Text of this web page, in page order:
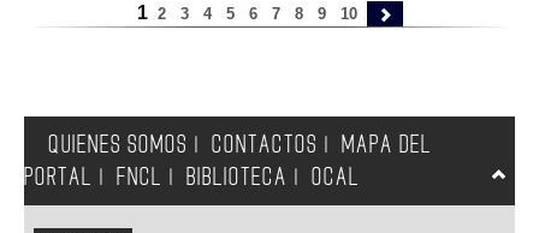
1 2 3 4 5 6 7 8 9 10
QUIENES SOMOS CONTACTOS
MAPA DEL
PORTAL
FNCL BIBLIOTECA OCAL